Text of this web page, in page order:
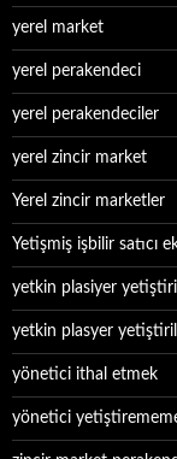
yerel market
yerel perakendeci
yerel perakendeciler
yerel zincir market
Yerel zincir marketler
Yetişmiş işbilir satıcı
yetkin plasiyer
yetkin plasyer
yönetici ithal etmek
yönetici